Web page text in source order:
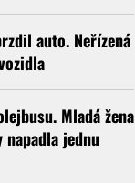
auto. Neřízená
Mladá žena
jednu